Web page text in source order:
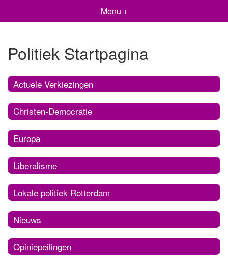
Menu +
Politiek Startpagina
Actuele Verkiezingen
Christen-Democratie
Europa
Liberalisme
Lokale politiek Rotterdam
Nieuws
Opiniepeilingen